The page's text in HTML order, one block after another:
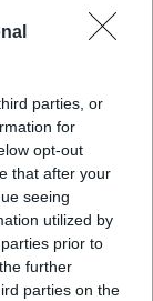
parties, or
for
opt-out
that after your
seeing
utilized by
prior to
further
parties on the
di prodotti
esse si
solo
vista